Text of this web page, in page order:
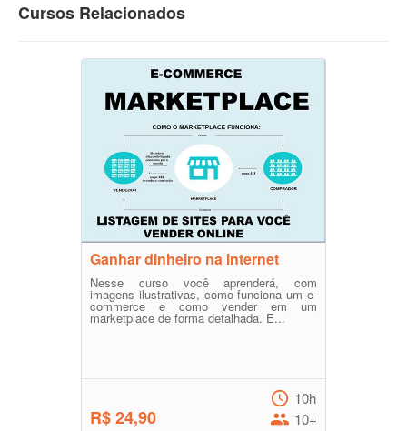
Cursos Relacionados
Ganhar dinheiro na internet
Nesse curso você aprenderá, com
imagens ilustrativas, como funciona um e-
commerce e como vender em um
marketplace de forma detalhada. E...
R$ 24,90
10h
10+